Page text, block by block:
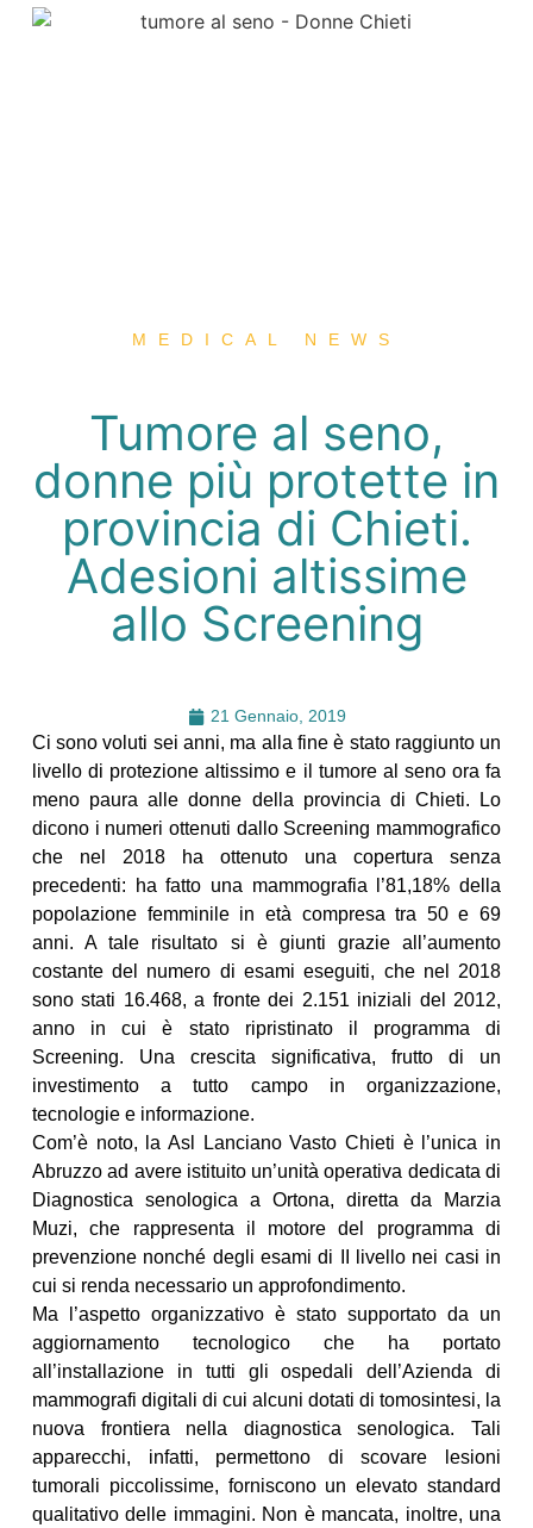
MEDICAL NEWS
Tumore al seno,
donne più protette in
provincia di Chieti.
Adesioni altissime
allo Screening
21 Gennaio, 2019
Ci sono voluti sei anni, ma alla fine è stato raggiunto un
livello di protezione altissimo e il tumore al seno ora fa
meno paura alle donne della provincia di Chieti. Lo
dicono i numeri ottenuti dallo Screening mammografico
che nel 2018 ha ottenuto una copertura senza
precedenti: ha fatto una mammografia l’81,18% della
popolazione femminile in età compresa tra 50 e 69
anni. A tale risultato si è giunti grazie all’aumento
costante del numero di esami eseguiti, che nel 2018
sono stati 16.468, a fronte dei 2.151 iniziali del 2012,
anno in cui è stato ripristinato il programma di
Screening. Una crescita significativa, frutto di un
investimento a tutto campo in organizzazione,
tecnologie e informazione.
Com’è noto, la Asl Lanciano Vasto Chieti è l’unica in
Abruzzo ad avere istituito un’unità operativa dedicata di
Diagnostica senologica a Ortona, diretta da Marzia
Muzi, che rappresenta il motore del programma di
prevenzione nonché degli esami di II livello nei casi in
cui si renda necessario un approfondimento.
Ma l’aspetto organizzativo è stato supportato da un
aggiornamento tecnologico che ha portato
all’installazione in tutti gli ospedali dell’Azienda di
mammografi digitali di cui alcuni dotati di tomosintesi, la
nuova frontiera nella diagnostica senologica. Tali
apparecchi, infatti, permettono di scovare lesioni
tumorali piccolissime, forniscono un elevato standard
qualitativo delle immagini. Non è mancata, inoltre, una